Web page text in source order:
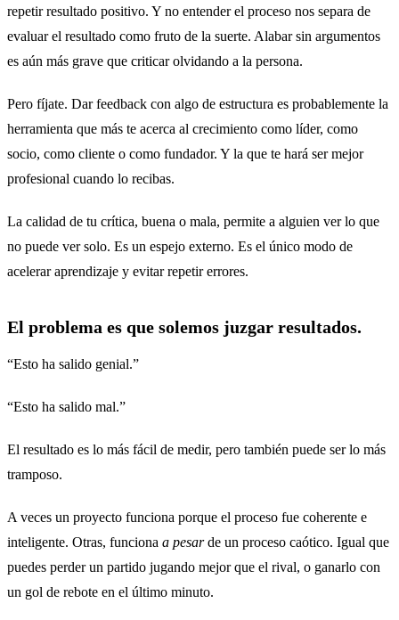
repetir resultado positivo. Y no entender el proceso nos separa de
evaluar el resultado como fruto de la suerte. Alabar sin argumentos
es aún más grave que criticar olvidando a la persona.
Pero fíjate. Dar feedback con algo de estructura es probablemente la
herramienta que más te acerca al crecimiento como líder, como
socio, como cliente o como fundador. Y la que te hará ser mejor
profesional cuando lo recibas.
La calidad de tu crítica, buena o mala, permite a alguien ver lo que
no puede ver solo. Es un espejo externo. Es el único modo de
acelerar aprendizaje y evitar repetir errores.
El problema es que solemos juzgar resultados.
“Esto ha salido genial.”
“Esto ha salido mal.”
El resultado es lo más fácil de medir, pero también puede ser lo más
tramposo.
A veces un proyecto funciona porque el proceso fue coherente e
inteligente. Otras, funciona a pesarde un proceso caótico. Igual que
puedes perder un partido jugando mejor que el rival, o ganarlo con
un gol de rebote en el último minuto.